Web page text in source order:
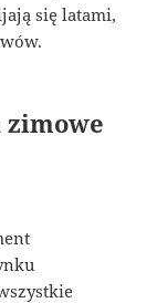
się latami,